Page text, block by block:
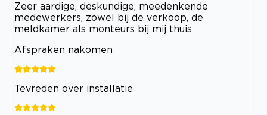
Zeer aardige, deskundige, meedenkende
medewerkers, zowel bij de verkoop, de
meldkamer als monteurs bij mij thuis.
Afspraken nakomen
Tevreden over installatie